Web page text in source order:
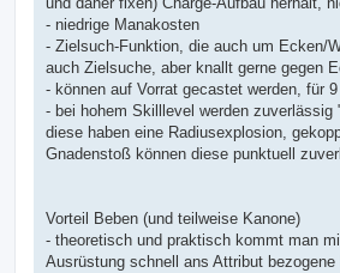
- niedrige Manakosten
- Zielsuch-Funktion, die auch um Ecken/
auch Zielsuche, aber knallt gerne gegen
- können auf Vorrat gecastet werden, für
- bei hohem Skilllevel werden
diese haben eine Radiusexplosion,
Gnadenstoß können diese punktuell
Vorteil Beben (und teilweise Kanone)
- theoretisch und praktisch kommt man
Ausrüstung schnell ans Attribut